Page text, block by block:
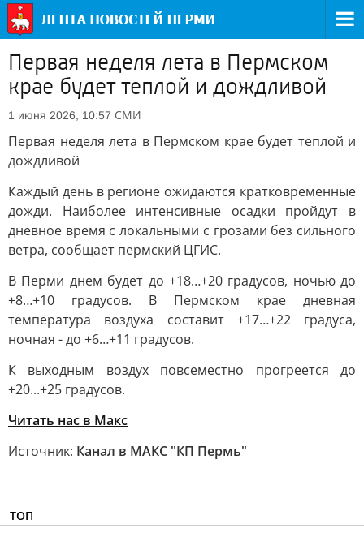
Первая неделя лета в Пермском
крае будет теплой и дождливой
1 июня 2026, 10:57 СМИ
Первая неделя лета в Пермском крае будет теплой и
дождливой
Каждый день в регионе ожидаются кратковременные
дожди. Наиболее интенсивные осадки пройдут в
дневное время с локальными с грозами без сильного
ветра, сообщает пермский ЦГИС.
В Перми днем будет до +18…+20 градусов, ночью до
+8…+10 градусов. В Пермском крае дневная
температура воздуха составит +17…+22 градуса,
ночная - до +6…+11 градусов.
К выходным воздух повсеместно прогреется до
+20...+25 градусов.
Читать нас в Макс
Источник: Канал в МАКС "КП Пермь"
ТОП